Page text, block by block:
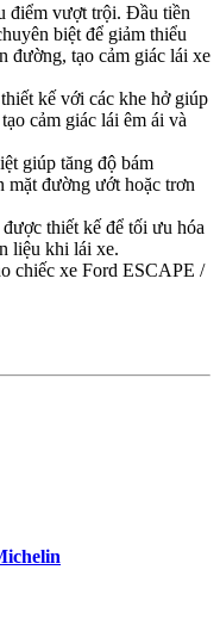
điểm vượt trội. Đầu tiền
biệt để giảm thiểu
đường, tạo cảm giác lái xe
kế với các khe hở giúp
cảm giác lái êm ái và
giúp tăng độ bám
đường ướt hoặc trơn
thiết kế để tối ưu hóa
liệu khi lái xe.
chiếc xe Ford ESCAPE /